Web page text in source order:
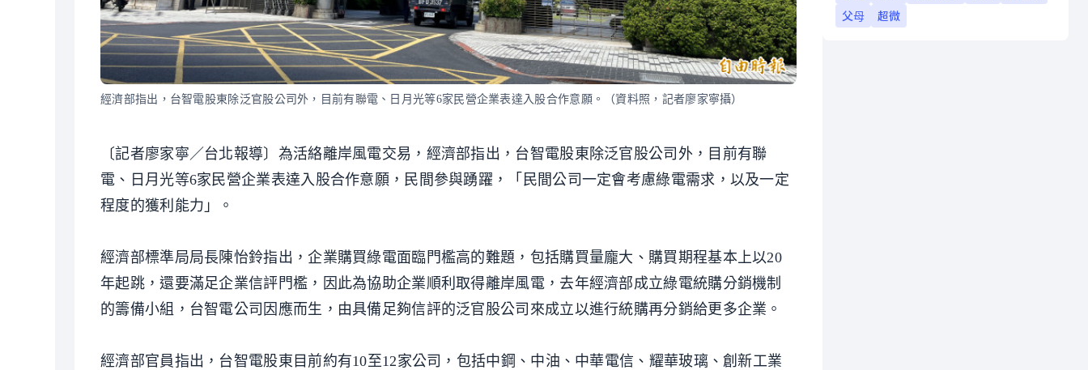
經濟部指出，台智電股東除泛官股公司外，目前有聯電、日月光等6家民營企業表達入股合作意願。（資料照，記者廖家寧攝）
〔記者廖家寧／台北報導〕為活絡離岸風電交易，經濟部指出，台智電股東除泛官股公司外，目前有聯
電、日月光等6家民營企業表達入股合作意願，民間參與踴躍，「民間公司一定會考慮綠電需求，以及一定
程度的獲利能力」。
經濟部標準局局長陳怡鈴指出，企業購買綠電面臨門檻高的難題，包括購買量龐大、購買期程基本上以20
年起跳，還要滿足企業信評門檻，因此為協助企業順利取得離岸風電，去年經濟部成立綠電統購分銷機制
的籌備小組，台智電公司因應而生，由具備足夠信評的泛官股公司來成立以進行統購再分銷給更多企業。
經濟部官員指出，台智電股東目前約有10至12家公司，包括中鋼、中油、中華電信、耀華玻璃、創新工業
父母
超微